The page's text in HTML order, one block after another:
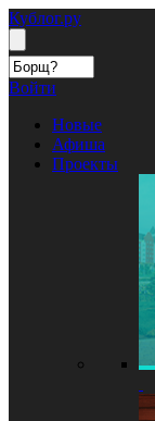
Кублог.ру
Войти
Новые
Афиша
Проекты